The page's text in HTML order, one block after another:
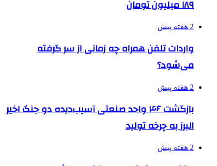
۱۸۹ میلیون تومان
2 هفته پیش
واردات تلفن همراه چه زمانی از سر گرفته
می‌شود؟
2 هفته پیش
بازگشت ۴۶ واحد صنعتی آسیب‌دیده دو جنگ اخیر
البرز به چرخه تولید
2 هفته پیش